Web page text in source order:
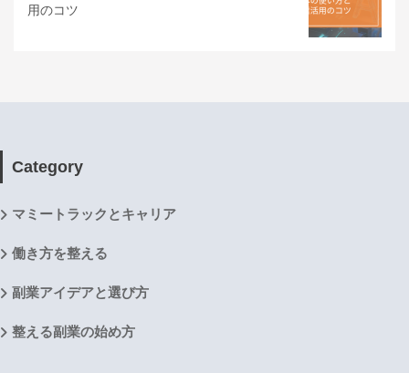
用のコツ
Category
マミートラックとキャリア
働き方を整える
副業アイデアと選び方
整える副業の始め方